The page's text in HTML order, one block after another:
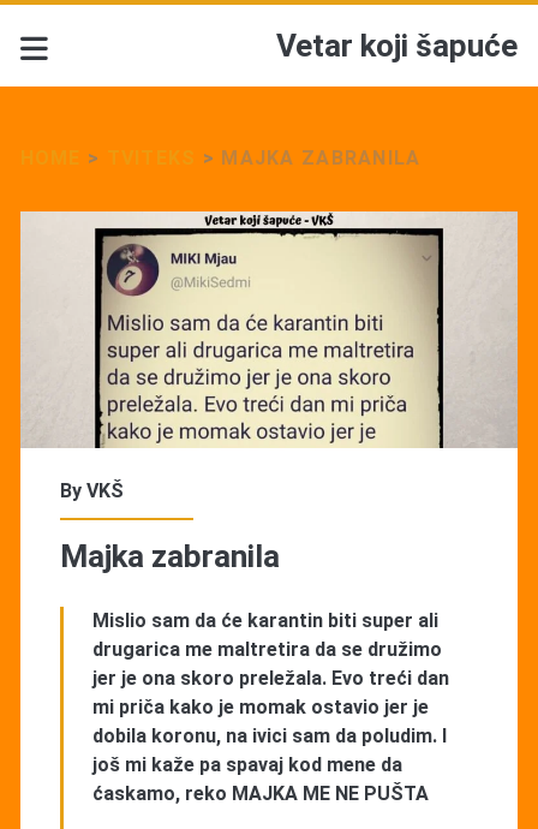
Vetar koji šapuće
> > MAJKA ZABRANILA
By VKŠ
Majka zabranila
Mislio sam da će karantin biti super ali
drugarica me maltretira da se družimo
jer je ona skoro preležala. Evo treći dan
mi priča kako je momak ostavio jer je
dobila koronu, na ivici sam da poludim. I
još mi kaže pa spavaj kod mene da
ćaskamo, reko MAJKA ME NE PUŠTA